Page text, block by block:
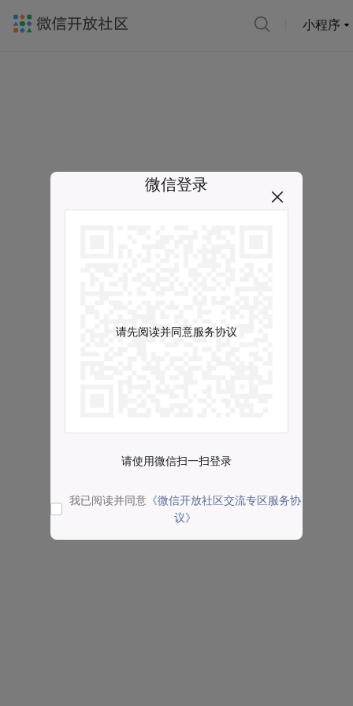
小程序
微信登录
请先阅读并同意服务协议
请使用微信扫一扫登录
我已阅读并同意 《微信开放社区交流专区服务协
议》